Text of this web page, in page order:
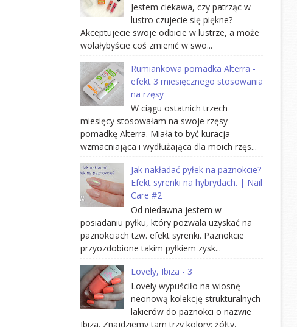
Jestem ciekawa, czy patrząc w
lustro czujecie się piękne?
Akceptujecie swoje odbicie w lustrze, a może
wolałybyście coś zmienić w swo...
Rumiankowa pomadka Alterra -
efekt 3 miesięcznego stosowania
na rzęsy
W ciągu ostatnich trzech
miesięcy stosowałam na swoje rzęsy
pomadkę Alterra. Miała to być kuracja
wzmacniająca i wydłużająca dla moich rzęs...
Jak nakładać pyłek na paznokcie?
Efekt syrenki na hybrydach. | Nail
Care #2
Od niedawna jestem w
posiadaniu pyłku, który pozwala uzyskać na
paznokciach tzw. efekt syrenki. Paznokcie
przyozdobione takim pyłkiem zysk...
Lovely, Ibiza - 3
Lovely wypuściło na wiosnę
neonową kolekcję strukturalnych
lakierów do paznokci o nazwie
Ibiza. Znajdziemy tam trzy kolory: żółty,